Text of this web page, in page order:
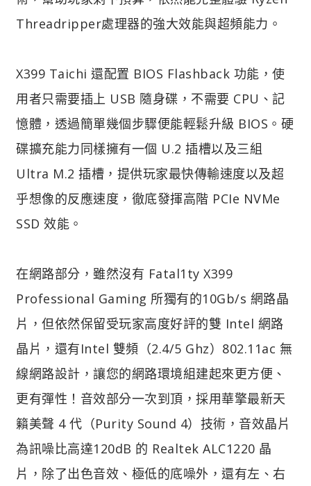
Threadripper處理器的強大效能與超頻能力。
X399 Taichi 還配置 BIOS Flashback 功能，使
用者只需要插上 USB 隨身碟，不需要 CPU、記
憶體，透過簡單幾個步驟便能輕鬆升級 BIOS。硬
碟擴充能力同樣擁有一個 U.2 插槽以及三組
Ultra M.2 插槽，提供玩家最快傳輸速度以及超
乎想像的反應速度，徹底發揮高階 PCIe NVMe
SSD 效能。
在網路部分，雖然沒有 Fatal1ty X399
Professional Gaming 所獨有的10Gb/s 網路晶
片，但依然保留受玩家高度好評的雙 Intel 網路
晶片，還有Intel 雙頻（2.4/5 Ghz）802.11ac 無
線網路設計，讓您的網路環境組建起來更方便、
更有彈性！音效部分一次到頂，採用華擎最新天
籟美聲 4 代（Purity Sound 4）技術，音效晶片
為訊噪比高達120dB 的 Realtek ALC1220 晶
片，除了出色音效、極低的底噪外，還有左、右